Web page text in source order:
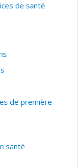
de santé
de première
santé